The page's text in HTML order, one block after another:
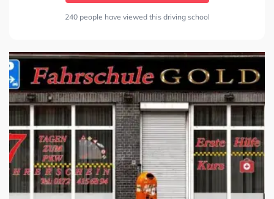
240 people have viewed this driving school